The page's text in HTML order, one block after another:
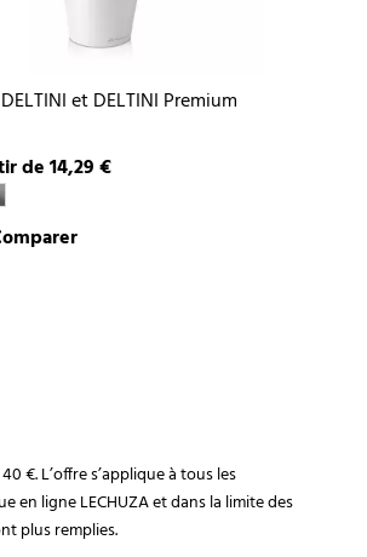
et DELTINI Premium
de 14,29 €
€. L’offre s’applique à tous les
en ligne LECHUZA et dans la limite des
plus remplies.